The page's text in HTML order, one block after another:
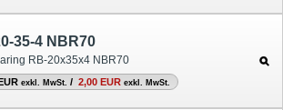
35-4 NBR70
RB-20x35x4 NBR70
exkl. MwSt. / 2,00 EUR exkl. MwSt.